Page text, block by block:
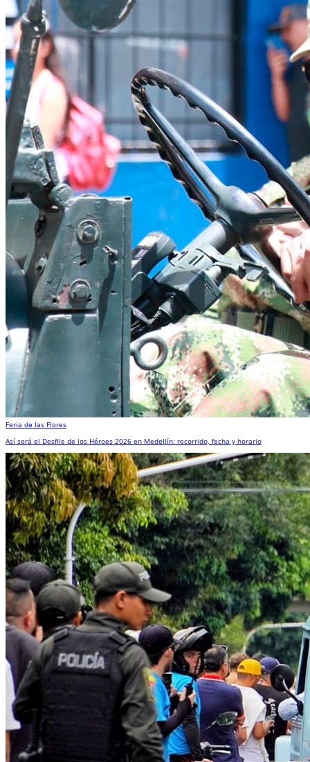
Feria de las Flores
Así será el Desfile de los Héroes 2026 en Medellín: recorrido, fecha y horario